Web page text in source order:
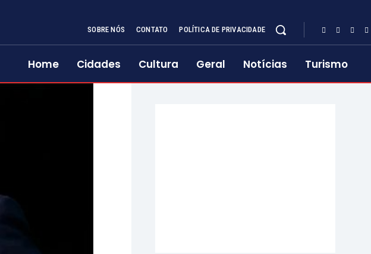
SOBRE NÓS CONTATO POLÍTICA DE PRIVACIDADE
Home Cidades Cultura Geral Notícias Turismo